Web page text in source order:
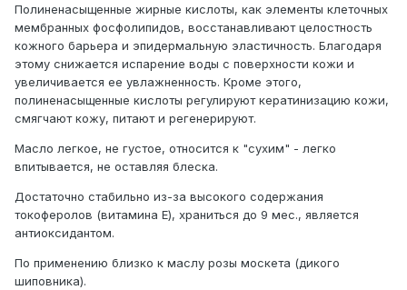
Полиненасыщенные жирные кислоты, как элементы клеточных
мембранных фосфолипидов, восстанавливают целостность
кожного барьера и эпидермальную эластичность. Благодаря
этому снижается испарение воды с поверхности кожи и
увеличивается ее увлажненность. Кроме этого,
полиненасыщенные кислоты регулируют кератинизацию кожи,
смягчают кожу, питают и регенерируют.
Масло легкое, не густое, относится к "сухим" - легко
впитывается, не оставляя блеска.
Достаточно стабильно из-за высокого содержания
токоферолов (витамина Е), храниться до 9 мес., является
антиоксидантом.
По применению близко к маслу розы москета (дикого
шиповника).